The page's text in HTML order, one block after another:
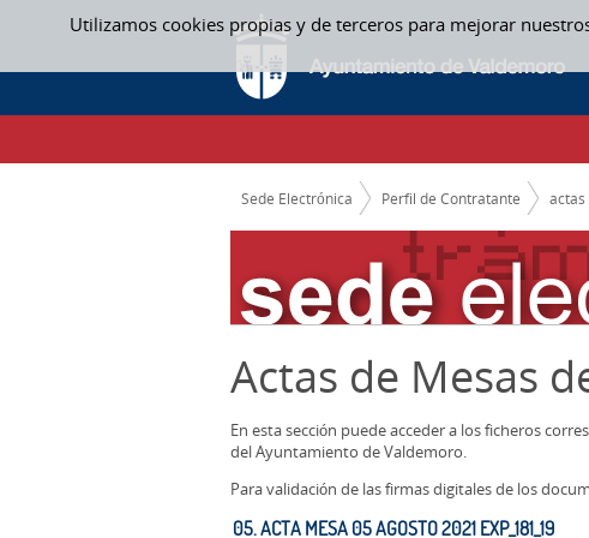
Utilizamos cookies propias y de terceros para mejorar
Saltar al contenido
ACTAS MESAS CONTRATACION
CAMINO DE MIGAS
Sede Electrónica Perfil de Contratante
Actas de Mesas
En esta sección puede acceder a los ficheros
del Ayuntamiento de Valdemoro.
Para validación de las firmas digitales de los
05. ACTA MESA 05 AGOSTO 2021 EXP_181_19